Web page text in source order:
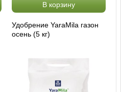
В корзину
Удобрение YaraMila газон
осень (5 кг)